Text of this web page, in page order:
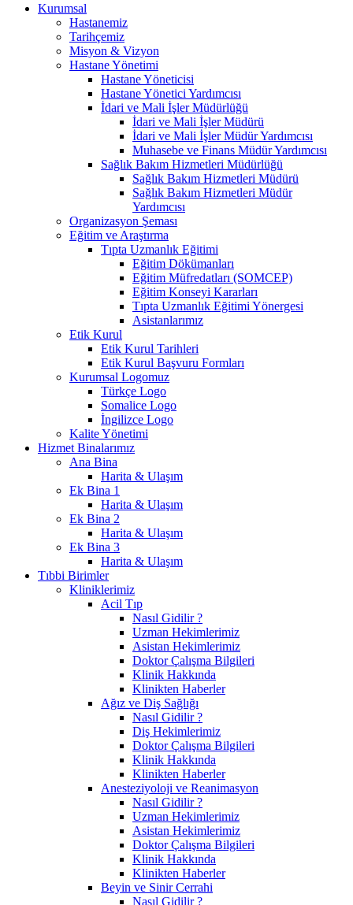
Kurumsal
Hastanemiz
Tarihçemiz
Misyon & Vizyon
Hastane Yönetimi
Hastane Yöneticisi
Hastane Yönetici Yardımcısı
İdari ve Mali İşler Müdürlüğü
İdari ve Mali İşler Müdürü
İdari ve Mali İşler Müdür Yardımcısı
Muhasebe ve Finans Müdür Yardımcısı
Sağlık Bakım Hizmetleri Müdürlüğü
Sağlık Bakım Hizmetleri Müdürü
Sağlık Bakım Hizmetleri Müdür
Yardımcısı
Organizasyon Şeması
Eğitim ve Araştırma
Tıpta Uzmanlık Eğitimi
Eğitim Dökümanları
Eğitim Müfredatları (SOMCEP)
Eğitim Konseyi Kararları
Tıpta Uzmanlık Eğitimi Yönergesi
Asistanlarımız
Etik Kurul
Etik Kurul Tarihleri
Etik Kurul Başvuru Formları
Kurumsal Logomuz
Türkçe Logo
Somalice Logo
İngilizce Logo
Kalite Yönetimi
Hizmet Binalarımız
Ana Bina
Harita & Ulaşım
Ek Bina 1
Harita & Ulaşım
Ek Bina 2
Harita & Ulaşım
Ek Bina 3
Harita & Ulaşım
Tıbbi Birimler
Kliniklerimiz
Acil Tıp
Nasıl Gidilir ?
Uzman Hekimlerimiz
Asistan Hekimlerimiz
Doktor Çalışma Bilgileri
Klinik Hakkında
Klinikten Haberler
Ağız ve Diş Sağlığı
Nasıl Gidilir ?
Diş Hekimlerimiz
Doktor Çalışma Bilgileri
Klinik Hakkında
Klinikten Haberler
Anesteziyoloji ve Reanimasyon
Nasıl Gidilir ?
Uzman Hekimlerimiz
Asistan Hekimlerimiz
Doktor Çalışma Bilgileri
Klinik Hakkında
Klinikten Haberler
Beyin ve Sinir Cerrahi
Nasıl Gidilir ?